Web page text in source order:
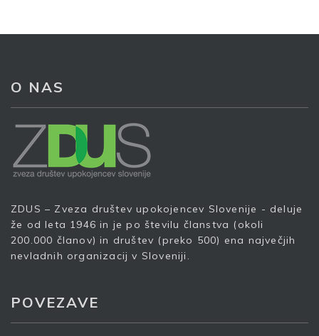
O NAS
ZDUS – Zveza društev upokojencev Slovenije - deluje
že od leta 1946 in je po številu članstva (okoli
200.000 članov) in društev (preko 500) ena največjih
nevladnih organizacij v Sloveniji.
POVEZAVE
Prijava na e-novice
S prijavo dovoljujem, da podjetje ZDUS moje osebne